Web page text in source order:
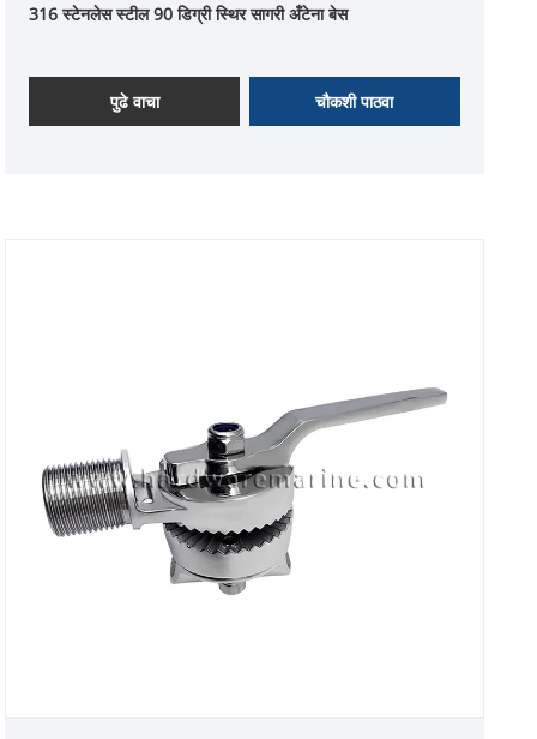
316 स्टेनलेस स्टील 90 डिग्री स्थिर सागरी अँटेना बेस
पुढे वाचा चौकशी पाठवा